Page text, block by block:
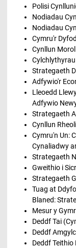
Polisi
Nodiadau
Nodiadau
Cymru'r
Cynllun
Strategaeth
Adfywio'r
Lleoedd
Adfywio
Strategaeth
Cynllun
Cymru'n Un:
Cynaliadwy
Strategaeth
Gweithio i
Strategaeth
Tuag at
Blaned:
Mesur y
Deddf Tai
Deddf
Deddf